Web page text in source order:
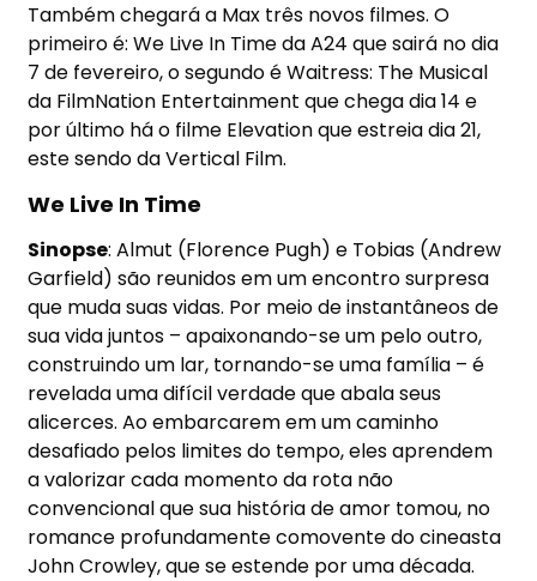
Também chegará a Max três novos filmes. O
primeiro é: We Live In Time da A24 que sairá no dia
7 de fevereiro, o segundo é Waitress: The Musical
da FilmNation Entertainment que chega dia 14 e
por último há o filme Elevation que estreia dia 21,
este sendo da Vertical Film.
We Live In Time
Sinopse: Almut (Florence Pugh) e Tobias (Andrew
Garfield) são reunidos em um encontro surpresa
que muda suas vidas. Por meio de instantâneos de
sua vida juntos – apaixonando-se um pelo outro,
construindo um lar, tornando-se uma família – é
revelada uma difícil verdade que abala seus
alicerces. Ao embarcarem em um caminho
desafiado pelos limites do tempo, eles aprendem
a valorizar cada momento da rota não
convencional que sua história de amor tomou, no
romance profundamente comovente do cineasta
John Crowley, que se estende por uma década.